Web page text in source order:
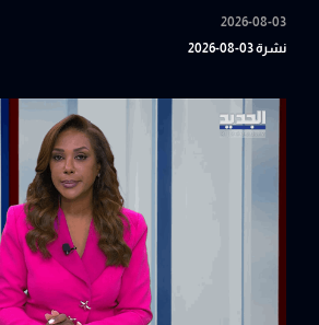
2026-08-03
نشرة 03-08-2026